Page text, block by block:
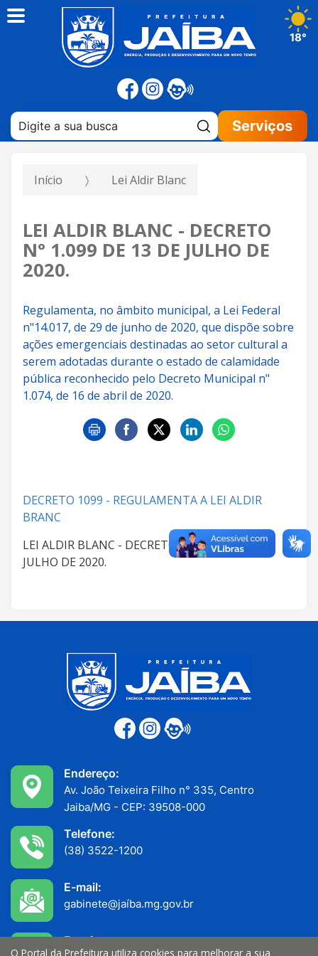
Pesquisar:
Serviços
18°
Início Lei Aldir Blanc
LEI ALDIR BLANC - DECRETO
N° 1.099 DE 13 DE JULHO DE
2020.
Regulamenta, no âmbito municipal, a Lei Federal
n"14.017, de 29 de junho de 2020, que dispõe sobre
ações emergenciais destinadas ao setor cultural a
serem adotadas durante o estado de calamidade
pública reconhecido pelo Decreto Municipal n"
1.074, de 16 de abril de 2020.
DECRETO 1099 - REGULAMENTA A LEI ALDIR
BRANC
LEI ALDIR BLANC - DECRETO N° 1.099 DE 13 DE
JULHO DE 2020.
Endereço:
Av. João Teixeira Filho n° 335, Centro
Jaiba/MG - CEP: 39508-000
Telefone:
(38) 3522-1200
E-mail:
gabinete@jaíba.mg.gov.br
Funcionamento:
O Portal da Prefeitura utiliza cookies para melhorar a sua